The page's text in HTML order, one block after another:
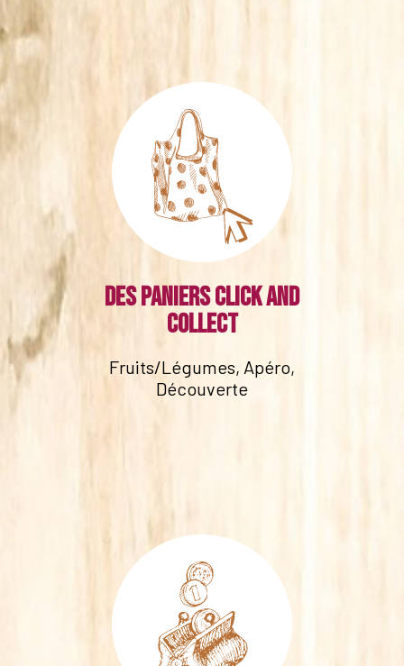
Des paniers click and
collect
Fruits/Légumes, Apéro,
Découverte